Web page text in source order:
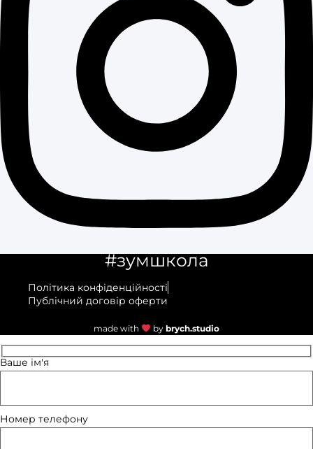
#зумшкола
Політика конфіденційності
Публічний договір оферти
made with by brych.studio
Ваше ім'я
Номер телефону